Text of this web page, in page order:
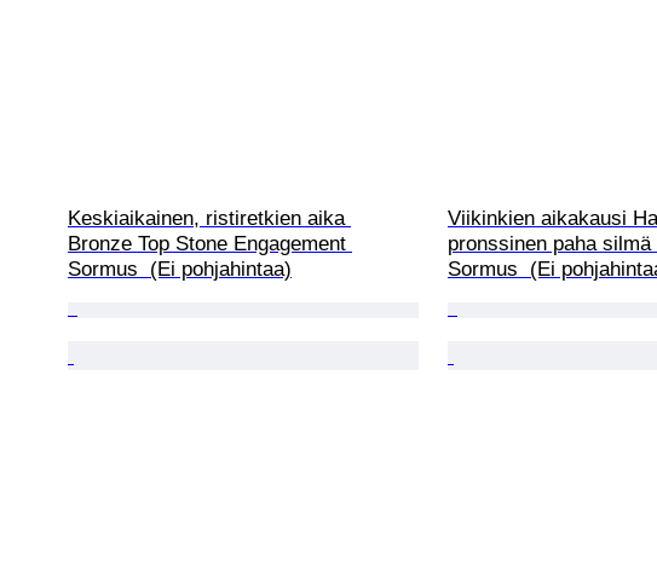
Keskiaikainen, ristiretkien aika
Bronze Top Stone Engagement
Sormus  (Ei pohjahintaa)
Viikinkien aikakausi
pronssinen paha
Sormus  (Ei